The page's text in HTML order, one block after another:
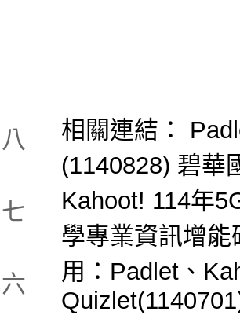
相關連結：
(1140828) 碧華
Kahoot! 114年
學專業資訊增
用：Padlet、